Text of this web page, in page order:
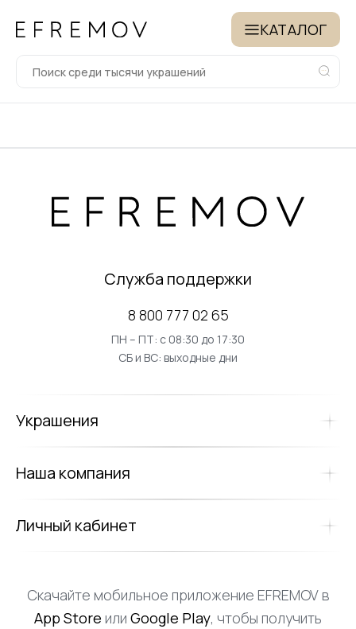
КАТАЛОГ
Служба поддержки
8 800 777 02 65
ПН – ПТ: с 08:30 до 17:30
СБ и ВС: выходные дни
Украшения
Наша компания
Личный кабинет
Скачайте мобильное приложение EFREMOV в
App Store или Google Play, чтобы получить